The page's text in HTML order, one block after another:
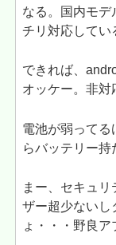
なる。国内モデ
チリ対応してい
できれば、
オッケー。非対
電池が弱ってる
らバッテリー持
まー、セキュ
ザー超少ないし
ょ・・・野良ア